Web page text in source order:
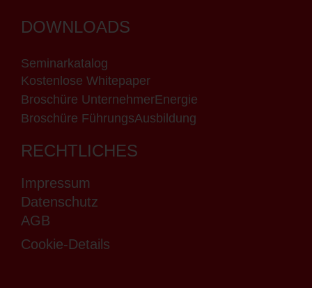
DOWNLOADS
Seminarkatalog
Kostenlose Whitepaper
Broschüre UnternehmerEnergie
Broschüre FührungsAusbildung
RECHTLICHES
Impressum
Datenschutz
AGB
Cookie-Details